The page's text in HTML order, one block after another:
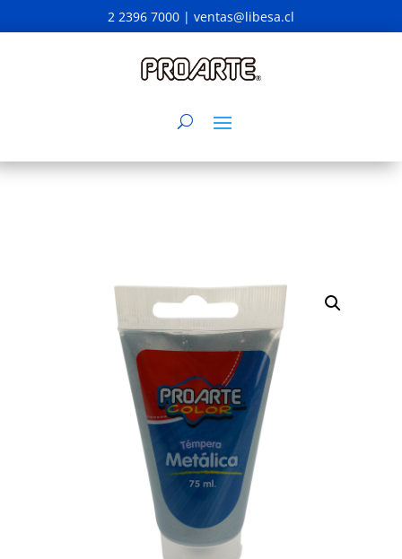
2 2396 7000 | ventas@libesa.cl